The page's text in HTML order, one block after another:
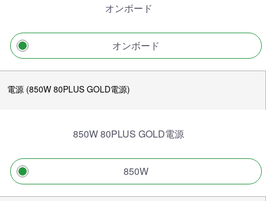
オンボード
オンボード
電源 (850W 80PLUS GOLD電源)
850W 80PLUS GOLD電源
850W